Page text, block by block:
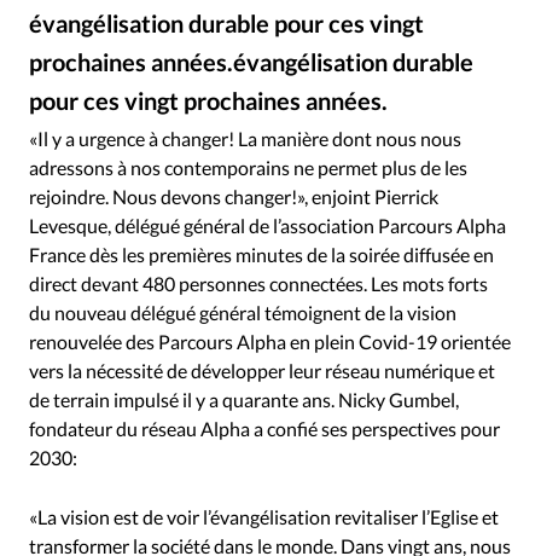
Se connecter
Édition: Internationale
Devise: CHF
Tous les articles
Actualité chrétienne
Actualité internationale
Chronique
Culture
Dossier
Eglises Foi Génération réveil
Monde
Opinions
Publireportage
Relations Aujourd'hui
Société
Tour du monde des Eglises
Trait d'Ixène
Vécu
Vie Intérieure
évangélisation durable pour ces vingt
prochaines années.évangélisation durable
pour ces vingt prochaines années.
«Il y a urgence à changer! La manière dont nous nous
adressons à nos contemporains ne permet plus de les
rejoindre. Nous devons changer!», enjoint Pierrick
Levesque, délégué général de l’association Parcours Alpha
France dès les premières minutes de la soirée diffusée en
direct devant 480 personnes connectées. Les mots forts
du nouveau délégué général témoignent de la vision
renouvelée des Parcours Alpha en plein Covid-19 orientée
vers la nécessité de développer leur réseau numérique et
de terrain impulsé il y a quarante ans. Nicky Gumbel,
fondateur du réseau Alpha a confié ses perspectives pour
2030:
«La vision est de voir l’évangélisation revitaliser l’Eglise et
transformer la société dans le monde. Dans vingt ans, nous